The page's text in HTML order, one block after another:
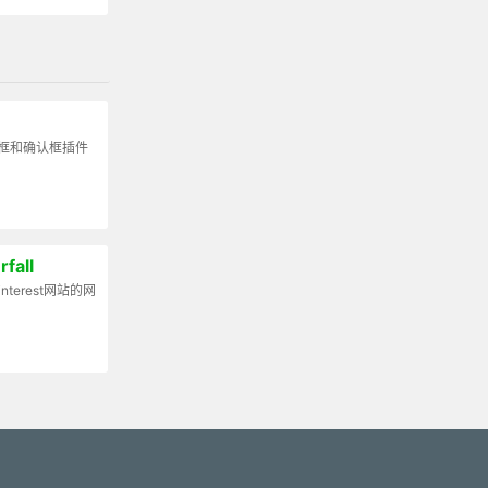
和确认框插件
网站的网